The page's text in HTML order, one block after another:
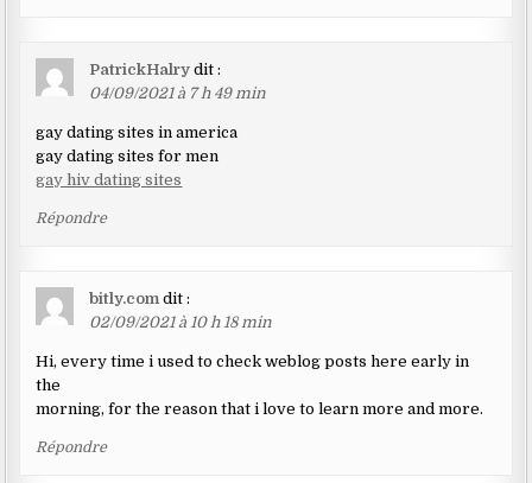
PatrickHalry dit :
04/09/2021 à 7 h 49 min
gay dating sites in america
gay dating sites for men
gay hiv dating sites
Répondre
bitly.com dit :
02/09/2021 à 10 h 18 min
Hi, every time i used to check weblog posts here early in
the
morning, for the reason that i love to learn more and more.
Répondre